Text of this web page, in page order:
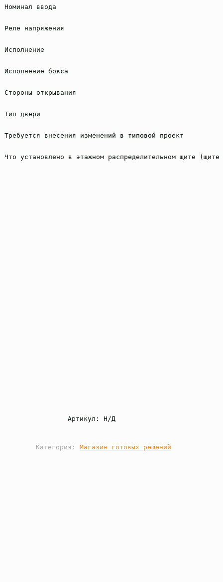
Номинал ввода
Реле напряжения
Исполнение
Исполнение бокса
Стороны открывания
Тип двери
Требуется внесения изменений в типовой проект
Что установлено в этажном распределительном щите (щите
Артикул: Н/Д
Категория: Магазин готовых решений